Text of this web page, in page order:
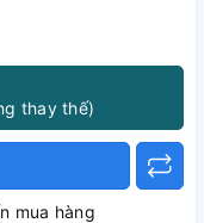
thay thế)
mua hàng